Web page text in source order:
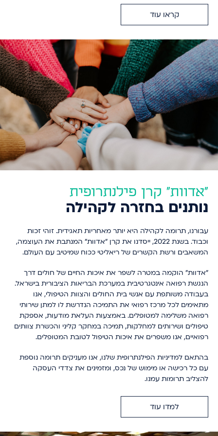
קראו עוד
"אדוות" קרן פילנתרופית
נותנים בחזרה לקהילה
עבורנו, תרומה לקהילה היא יותר מאחריות תאגידית. זוהי זכות
וכבוד. בשנת 2022, ייסדנו את קרן "אדוות" המנתבת את העוצמה,
המשאבים ורשת הקשרים של ריאליטי ככוח שמיטיב עם העולם.
"אדוות" הוקמה במטרה לשפר את איכות החיים של חולים דרך
הנגשת רפואה אינטגרטיבית במערכת הבריאות הציבורית בישראל.
בעבודה משותפת עם אנשי בית החולים והצוות הטיפולי, אנו
מתאימים לכל מרכז רפואי את התמיכה הנדרשת לו למתן שירותי
רפואה משלימה למטופלים. באמצעות העלאת מודעות, אספקת
טיפולים ושירותים למחלקות, תמיכה במחקר קליני והכשרת צוותים
רפואיים, אנו משפרים את איכות הטיפול לטובת המטופלים.
בהתאם למדיניות הפילנתרופית שלנו, אנו מעניקים תרומה נוספת
עם כל רכישה או מימוש של נכס, ומזמינים את צדדי העסקה
להצליב תרומות עמנו.
למדו עוד